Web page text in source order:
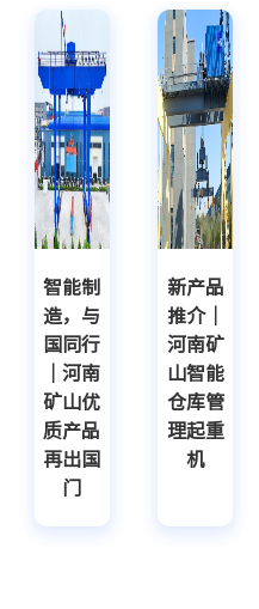
智能制
造，与
国同行
｜河南
矿山优
质产品
再出国
门
新产品
推介｜
河南矿
山智能
仓库管
理起重
机